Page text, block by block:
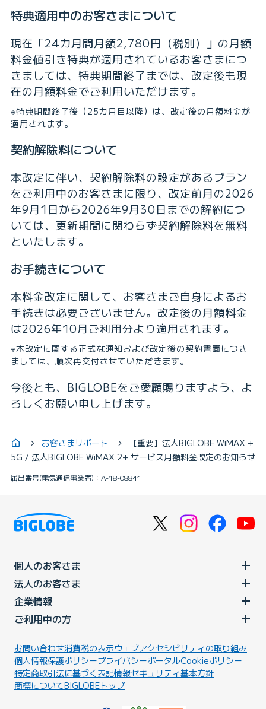
特典適用中のお客さまについて
現在「24カ月間月額2,780円（税別）」の月額
料金値引き特典が適用されているお客さまにつ
きましては、特典期間終了までは、改定後も現
在の月額料金でご利用いただけます。
※特典期間終了後（25カ月目以降）は、改定後の月額料金が
適用されます。
契約解除料について
本改定に伴い、契約解除料の設定があるプラン
をご利用中のお客さまに限り、改定前月の2026
年9月1日から2026年9月30日までの解約につ
いては、更新期間に関わらず契約解除料を無料
といたします。
お手続きについて
本料金改定に関して、お客さまご自身によるお
手続きは必要ございません。改定後の月額料金
は2026年10月ご利用分より適用されます。
※本改定に関する正式な通知および改定後の契約書面につき
ましては、順次再交付させていただきます。
今後とも、BIGLOBEをご愛顧賜りますよう、よ
ろしくお願い申し上げます。
お客さまサポート
【重要】法人BIGLOBE WiMAX +
5G / 法人BIGLOBE WiMAX 2+ サービス月額料金改定のお知らせ
届出番号(電気通信事業者)：A-18-08841
個人のお客さま
法人のお客さま
企業情報
ご利用中の方
お問い合わせ消費税の表示ウェブアクセシビリティの取り組み
個人情報保護ポリシープライバシーポータルCookieポリシー
特定商取引法に基づく表記情報セキュリティ基本方針
商標についてBIGLOBEトップ